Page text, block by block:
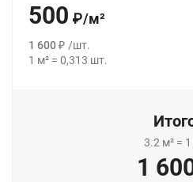
500 ₽/м²
1 600₽ /шт.
1 м² = 0,313 шт.
3.2 м²= 1
1